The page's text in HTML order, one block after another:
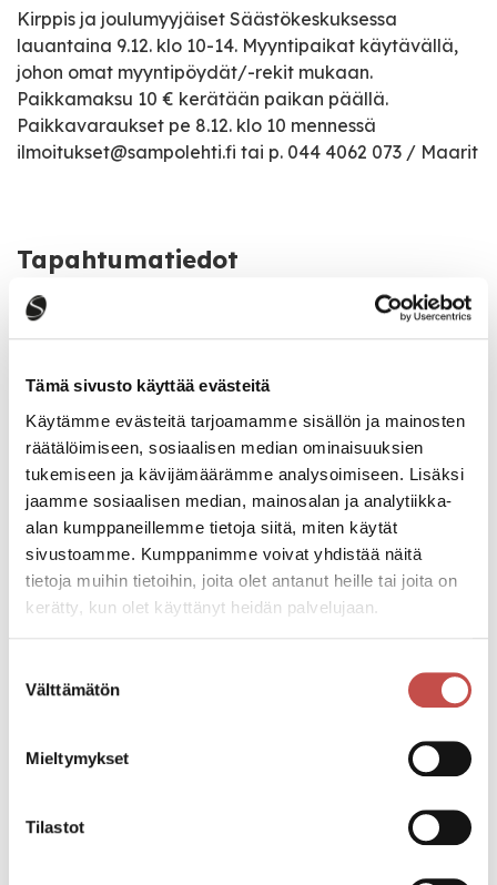
Tämä sivusto käyttää evästeitä
Käytämme evästeitä tarjoamamme sisällön ja mainosten
räätälöimiseen, sosiaalisen median ominaisuuksien
tukemiseen ja kävijämäärämme analysoimiseen. Lisäksi
jaamme sosiaalisen median, mainosalan ja analytiikka-
alan kumppaneillemme tietoja siitä, miten käytät
sivustoamme. Kumppanimme voivat yhdistää näitä
tietoja muihin tietoihin, joita olet antanut heille tai joita on
kerätty, kun olet käyttänyt heidän palvelujaan.
valinta
Välttämätön
Mieltymykset
Tilastot
Kirppis ja joulumyyjäiset Säästökeskuksessa
lauantaina 9.12. klo 10-14. Myyntipaikat käytävällä,
johon omat myyntipöydät/-rekit mukaan.
Paikkamaksu 10 € kerätään paikan päällä.
Paikkavaraukset pe 8.12. klo 10 mennessä
ilmoitukset@sampolehti.fi tai p. 044 4062 073 / Maarit
Tapahtumatiedot
Tapahtuman järjestäjä
Tapahtumapaikka
Kauppakatu 5, Saarijärvi
Katso kaikki tapahtumat
Jaa tapahtuma:
Linkedin